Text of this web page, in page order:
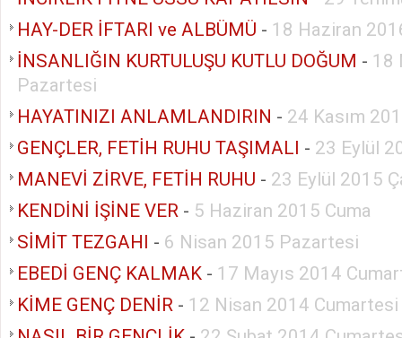
HAY-DER İFTARI ve ALBÜMÜ - 18 Haziran
İNSANLIĞIN KURTULUŞU KUTLU DOĞUM - 18
Pazartesi
HAYATINIZI ANLAMLANDIRIN - 24 Kasım
GENÇLER, FETİH RUHU TAŞIMALI - 23 Eylül
MANEVİ ZİRVE, FETİH RUHU - 23 Eylül 2015
KENDİNİ İŞİNE VER - 5 Haziran 2015 Cuma
SİMİT TEZGAHI
- 6 Nisan 2015 Pazartesi
EBEDİ GENÇ KALMAK - 17 Mayıs 2014
KİME GENÇ DENİR - 12 Nisan 2014 Cumartesi